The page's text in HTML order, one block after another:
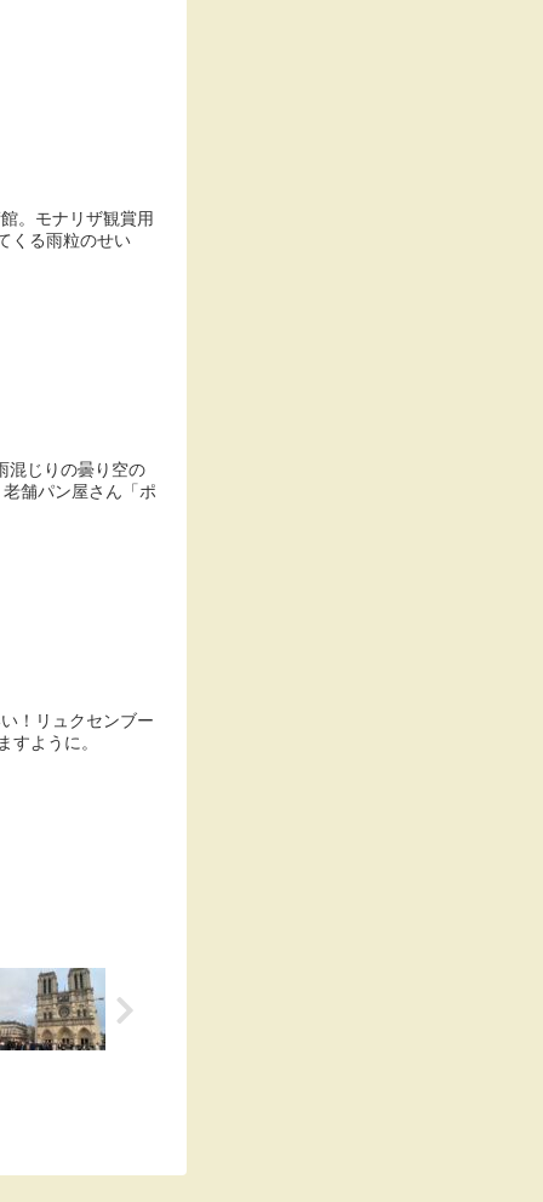
。モナリザ観賞用
くる雨粒のせい
混じりの曇り空の
舗パン屋さん「ポ
！リュクセンブー
ように。